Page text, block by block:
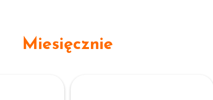
Miesięcznie